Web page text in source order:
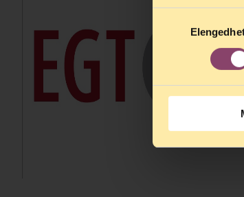
kiválasztása